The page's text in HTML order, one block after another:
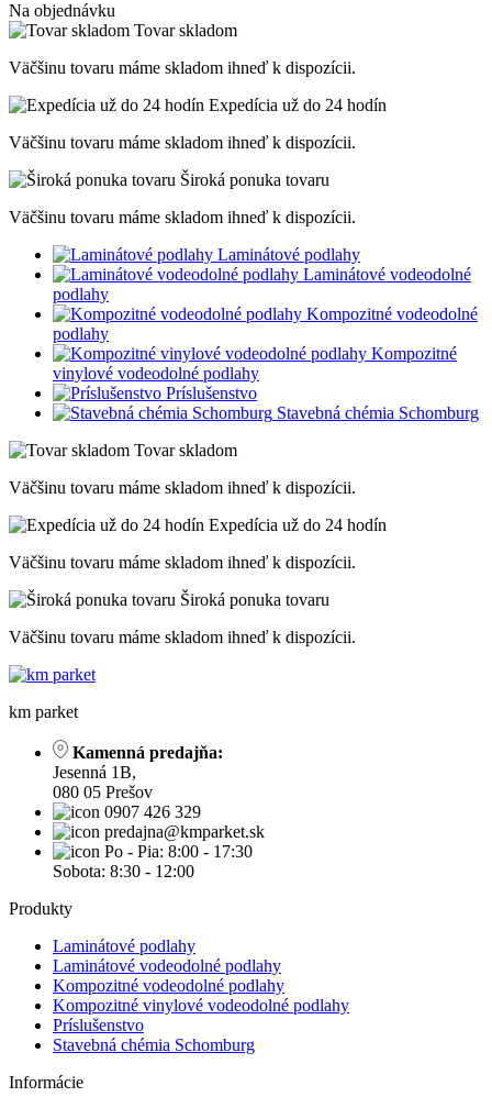
Na objednávku
Tovar skladom
Väčšinu tovaru máme skladom ihneď k dispozícii.
Expedícia už do 24 hodín
Väčšinu tovaru máme skladom ihneď k dispozícii.
Široká ponuka tovaru
Väčšinu tovaru máme skladom ihneď k dispozícii.
Laminátové podlahy
Laminátové vodeodolné
podlahy
Kompozitné vodeodolné
podlahy
Kompozitné
vinylové vodeodolné podlahy
Príslušenstvo
Stavebná chémia Schomburg
Tovar skladom
Väčšinu tovaru máme skladom ihneď k dispozícii.
Expedícia už do 24 hodín
Väčšinu tovaru máme skladom ihneď k dispozícii.
Široká ponuka tovaru
Väčšinu tovaru máme skladom ihneď k dispozícii.
km parket
Kamenná predajňa:
Jesenná 1B,
080 05 Prešov
0907 426 329
predajna@kmparket.sk
Po - Pia: 8:00 - 17:30
Sobota: 8:30 - 12:00
Produkty
Laminátové podlahy
Laminátové vodeodolné podlahy
Kompozitné vodeodolné podlahy
Kompozitné vinylové vodeodolné podlahy
Príslušenstvo
Stavebná chémia Schomburg
Informácie